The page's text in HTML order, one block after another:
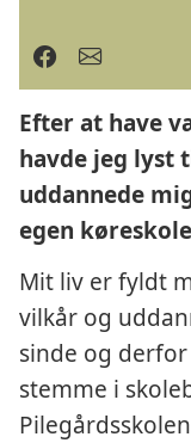
Efter at have
havde jeg lyst
uddannede
egen
Mit liv er fyldt
vilkår og
sinde og
stemme i